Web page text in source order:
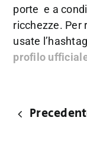
porte e a
ricchezze. Per
usate l’hashtag
profilo